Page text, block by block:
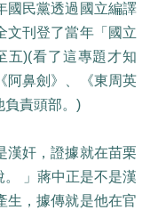
國民黨透過國立編譯
文刊登了當年「國立
五)(看了這專題才知
阿鼻劍》、《東周英
負責頭部。)
漢奸，證據就在苗栗
」蔣中正是不是漢
生，據傳就是他在官